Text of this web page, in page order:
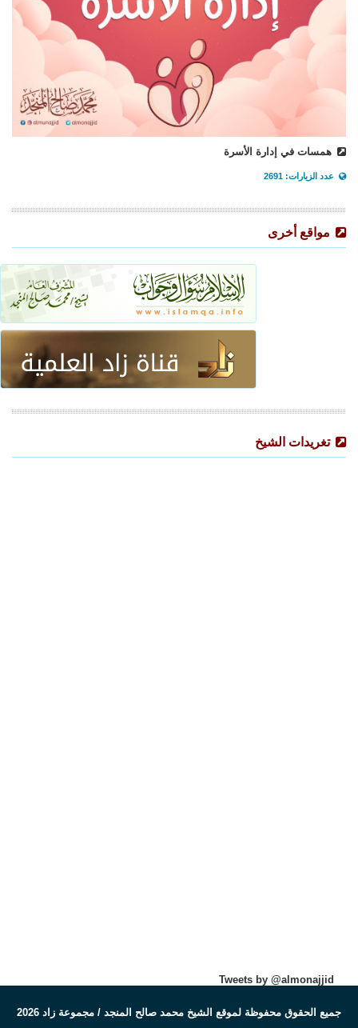
همسات في إدارة الأسرة
عدد الزيارات: 2691
مواقع أخرى
تغريدات الشيخ
Tweets by @almonajjid
جميع الحقوق محفوظة لموقع الشيخ محمد صالح المنجد / مجموعة زاد 2026